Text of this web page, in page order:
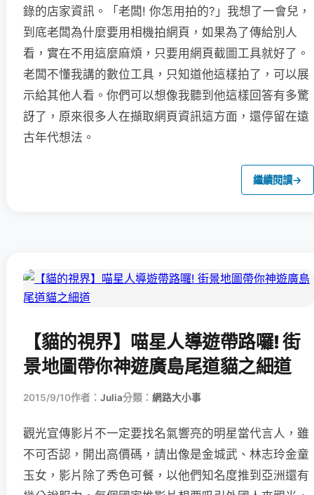
錄的店家資訊。「老闆! 你怎用拍的?」我想了一會兒，
到底老闆為什麼要用相機拍網頁，如果為了傳給別人
看，實在不用這麼麻煩，只要用網頁截圖工具就好了。
老闆不懂我講的數位工具，只知道他這樣拍了，可以展
示給其他人看。你們可以想像我聽到他這樣回答有多驚
訝了，原來很多人在擷取網頁資訊這方面，還停留在遠
古年代想法。
繼續閱讀→
【貓的視界】喵星人導遊帶路囉! 街
景地圖帶你神遊廣島尾道貓之細道
2015/9/10作者： Julia分類： 網路大小事
觀光宣傳影片不一定要找名氣響亮的明星當代言人，雖
不可否認，開出高價碼，請出像是金城武、林志玲金童
玉女，影片除了秀色可餐，以他們知名度推到亞洲還有